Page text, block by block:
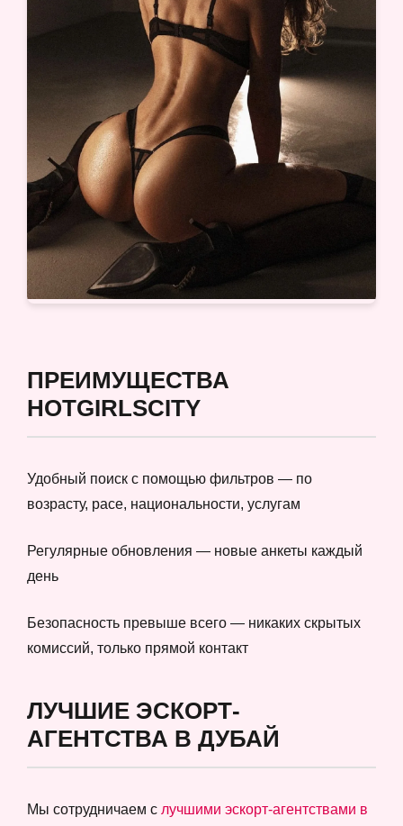
ПРЕИМУЩЕСТВА
HOTGIRLSCITY
Удобный поиск с помощью фильтров — по
возрасту, расе, национальности, услугам
Регулярные обновления — новые анкеты каждый
день
Безопасность превыше всего — никаких скрытых
комиссий, только прямой контакт
ЛУЧШИЕ ЭСКОРТ-
АГЕНТСТВА В ДУБАЙ
Мы сотрудничаем с лучшими эскорт-агентствами в